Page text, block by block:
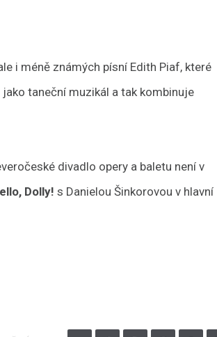
i méně známých písní Edith Piaf, které
taneční muzikál a tak kombinuje
divadlo opery a baletu není v
Dolly!s Danielou Šinkorovou v hlavní